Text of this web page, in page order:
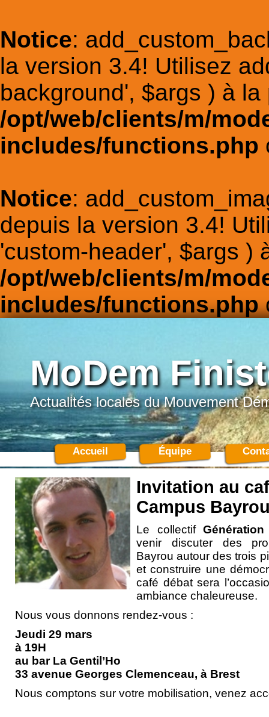
Notice:
la version 3.4! Utilisez
background', $args ) à la
/opt/web/clients/m/
includes/functions.php
Notice:
depuis la version 3.4!
'custom-header', $args )
/opt/web/clients/m/
includes/functions.php
MoDem
Actualités locales du Mouvement
Accueil Équipe
Invitation au
Campus
Le collectif
venir discuter des
Bayrou autour des trois
et construire une
café débat sera
ambiance chaleureuse.
Nous vous donnons rendez-vous :
Jeudi 29 mars
à 19H
au bar La Gentil’Ho
33 avenue Georges Clemenceau, à Brest
Nous comptons sur votre mobilisation, venez